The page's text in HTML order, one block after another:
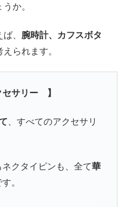
か。
、 腕時計、カフスボタ
えられます。
セサリー 】
、すべてのアクセサリ
クタイピンも、全て華
。